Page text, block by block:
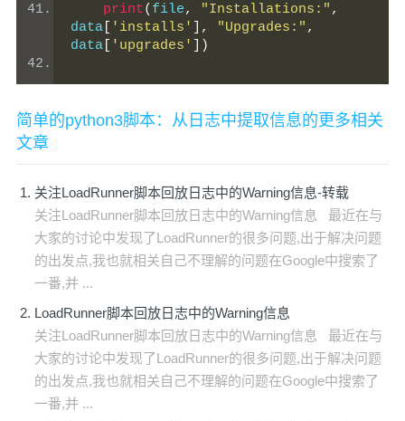
print( file, "Installations:" ,
data
'installs' ], "Upgrades:" ,
data
'upgrades' ])
简单的python3脚本：从日志中提取信息的更多相关
文章
关注LoadRunner脚本回放日志中的Warning信息-转载
关注LoadRunner脚本回放日志中的Warning信息 最近在与
大家的讨论中发现了LoadRunner的很多问题,出于解决问题
的出发点,我也就相关自己不理解的问题在Google中搜索了
一番,并 ...
LoadRunner脚本回放日志中的Warning信息
关注LoadRunner脚本回放日志中的Warning信息 最近在与
大家的讨论中发现了LoadRunner的很多问题,出于解决问题
的出发点,我也就相关自己不理解的问题在Google中搜索了
一番,并 ...